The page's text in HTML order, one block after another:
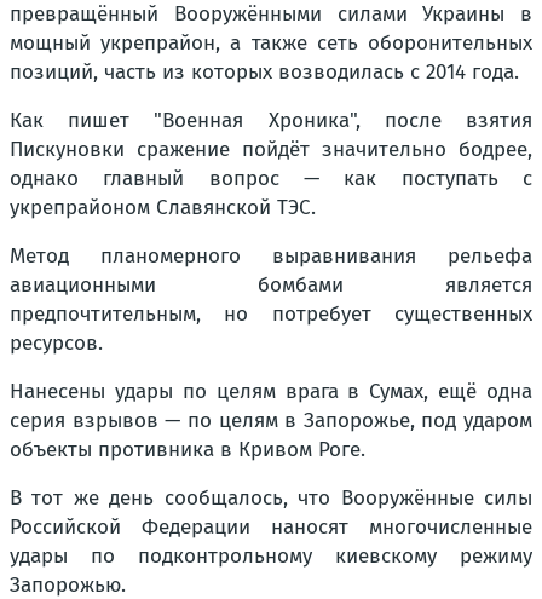
превращённый Вооружёнными силами Украины в
мощный укрепрайон, а также сеть оборонительных
позиций, часть из которых возводилась с 2014 года.
Как пишет "Военная Хроника", после взятия
Пискуновки сражение пойдёт значительно бодрее,
однако главный вопрос — как поступать с
укрепрайоном Славянской ТЭС.
Метод планомерного выравнивания рельефа
авиационными бомбами является
предпочтительным, но потребует существенных
ресурсов.
Нанесены удары по целям врага в Сумах, ещё одна
серия взрывов — по целям в Запорожье, под ударом
объекты противника в Кривом Роге.
В тот же день сообщалось, что Вооружённые силы
Российской Федерации наносят многочисленные
удары по подконтрольному киевскому режиму
Запорожью.